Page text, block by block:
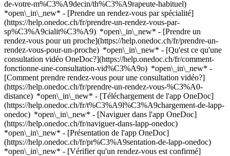
de-votre-m%C3%A9decin/th%C3%A9rapeute-habituel)
*open\_in\_new* - [Prendre un rendez-vous par spécialité]
(https://help.onedoc.ch/fr/prendre-un-rendez-vous-par-
sp%C3%A9cialit%C3%A9) *open\_in\_new* - [Prendre un
rendez-vous pour un proche](https://help.onedoc.ch/fr/prendre-un-
rendez-vous-pour-un-proche) *open\_in\_new* - [Qu'est ce qu'une
consultation vidéo OneDoc?](https://help.onedoc.ch/fr/comment-
fonctionne-une-consultation-vid%C3%A9o) *open\_in\_new* -
[Comment prendre rendez-vous pour une consultation vidéo?]
(https://help.onedoc.ch/fr/prendre-un-rendez-vous-%C3%A0-
distance) *open\_in\_new* - [Téléchargement de l'app OneDoc]
(https://help.onedoc.ch/fr/t%C3%A9l%C3%A9chargement-de-lapp-
onedoc) *open\_in\_new* - [Naviguer dans l'app OneDoc]
(https://help.onedoc.ch/fr/naviguer-dans-lapp-onedoc)
*open\_in\_new* - [Présentation de l'app OneDoc]
(https://help.onedoc.ch/fr/pr%C3%A9sentation-de-lapp-onedoc)
*open\_in\_new* - [Vérifier qu'un rendez-vous est confirmé](https://help.onedoc.ch/fr/v%C3%A9rifier-quun-rendez-vous-est-confirm%C3%A9) *open\_in\_new* - [Annuler un rendez-vous pris en ligne sur OneDoc](https://help.onedoc.ch/fr/annuler-un-rendez-vous-pris-en-ligne-sur-onedoc) *open\_in\_new* - [Je ne reçois pas de confirmation de rendez-vous](https://help.onedoc.ch/fr/je-ne-re%C3%A7ois-pas-de-confirmation-de-rendez-vous) *open\_in\_new* [Voir tous nos articles *open\_in\_new*](https://help.onedoc.ch/fr/) close ## Modifier votre recherche ![Maison avec un signe plus annonçant qu’une consultation peut être effectuée sur place](https://www.onedoc.ch/assets/images/icons/on-site.svg) Sur place ![Caméra avec un symbole lecture annonçant qu’une consultation peut être effectuée à distance en vidéo](https://www.onedoc.ch/assets/images/icons/remote.svg) À distance Rechercher #### Spécialités #### Praticiens #### Établissements edit Ostéopathe à Saint-Maurice tune Filtrer par Nouveaux patients*keyboard\_arrow\_down* - Acceptés*check\_circle* Langue parlée*keyboard\_arrow\_down* - Allemand*check\_circle* - Anglais*check\_circle* - Français*check\_circle* - Italien*check\_circle* Sexe*keyboard\_arrow\_down* - Femme*check\_circle* - Homme*check\_circle* Réseau*keyboard\_arrow\_down* - ASCA*check\_circle* - RME*check\_circle* Disponibilité*keyboard\_arrow\_down* - Disponible aujourdhui*check\_circle* - Dans les 3 prochains jours*check\_circle* - Dans les 7 prochains jours*check\_circle* - Dans les 14 prochains jours*check\_circle* # __Ostéopathe__ à __Saint-Maurice__: prenez rendez-vous en ligne aujourd'hui ## 1 résultat à Saint-Maurice [![Mme Valérie Gay-Crosier, ostéopathe à Saint-Maurice](https://assets.onedoc.ch/images/users/fca776d2dd71cf4626981dcd238c1489bb5aa2b578c94a8f94c4ef936811af84-small.png "Mme Valérie Gay-Crosier, ostéopathe à Saint-Maurice")](https://www.onedoc.ch/fr/osteopathe/saint-maurice/pc3jh/valerie-gay-crosier) ### [Mme Valérie Gay-Crosier](https://www.onedoc.ch/fr/osteopathe/saint-maurice/pc3jh/valerie-gay-crosier) ![Badge indiquant un profil vérifié](https://www.onedoc.ch/assets/images/icons/checkmark.svg) Ostéopathe Cabinet d'ostéopathie à St-Maurice Avenue d'Agaune 24 1890 Saint-Maurice ![Icône patient avec un signe plus annonçant que le professionnel accepte de nouveaux patients](https://www.onedoc.ch/assets/images/icons/new-patients.svg)Accepte les nouveaux patients [Réserver un RDV](https://www.onedoc.ch/fr/osteopathe/saint-maurice/pc3jh/valerie-gay-crosier) *chevron\_left* lun. 03 août *chevron\_right* Voir plus de rendez-vous *error\_outline* Une erreur s'est produite lors du chargement des disponibilités [Réessayer](https://www.onedoc.ch) ## __Ostéopathes__: d'autres spécialistes sont réservables en ligne dans les environs de __Saint-Maurice__ [![Mme Lauriane Gay, ostéopathe à Evionnaz](https://assets.onedoc.ch/images/users/a536706a8af7e1ac8f542cb3694a52abc9ae09998e12ca4cc54f1f738f6a32ed-small.jpg "Mme Lauriane Gay, ostéopathe à Evionnaz")](https://www.onedoc.ch/fr/osteopathe/evionnaz/pcsr8/lauriane-gay) ### [Mme Lauriane Gay](https://www.onedoc.ch/fr/osteopathe/evionnaz/pcsr8/lauriane-gay) ![Badge indiquant un profil vérifié](https://www.onedoc.ch/assets/images/icons/checkmark.svg) [Ostéopathe](https://www.onedoc.ch/fr/osteopathe/evionnaz) Cabinet d'ostéopathie Ancienne Route Cantonale 40 1902 Evionnaz ![Mme Lauriane Gay est affiliée au réseau RME](https://assets.onedoc.ch/images/networks/logos/a202aabd14cdddb5ff03205af2481fb805645ff903773c55a6c572d22f23762e-small.png) ![Icône patient avec un signe plus annonçant que le professionnel accepte de nouveaux patients](https://www.onedoc.ch/assets/images/icons/new-patients.svg)Accepte les nouveaux patients [Réserver un RDV](https://www.onedoc.ch/fr/osteopathe/evionnaz/pcsr8/lauriane-gay) *chevron\_left* lun. 03 août *chevron\_right* Voir plus de rendez-vous *error\_outline* Une erreur s'est produite lors du chargement des disponibilités [Réessayer](https://www.onedoc.ch) [![Mme Angélique Blatti, ostéopathe à Bex](https://assets.onedoc.ch/images/users/b3d8eb404598497e51519cd7511c13615a03d91d1b61378db079569946a0f45b-small.jpg "Mme Angélique Blatti, ostéopathe à Bex")](https://www.onedoc.ch/fr/osteopathe/bex/pcvwz/angelique-blatti) ### [Mme Angélique Blatti](https://www.onedoc.ch/fr/osteopathe/bex/pcvwz/angelique-blatti) ![Badge indiquant un profil vérifié](https://www.onedoc.ch/assets/images/icons/checkmark.svg) [Ostéopathe](https://www.onedoc.ch/fr/osteopathe/bex) Angélique Blatti - Ostéopathe à Bex Rue Centrale 41 1880 Bex ![Mme Angélique Blatti est affiliée au réseau ASCA](https://assets.onedoc.ch/images/networks/logos/496d325fd4282f2f0a46197dd629fd16fcd2d324839e441a2a65aaa74df08a15-small.png)![Mme Angélique Blatti est affiliée au réseau RME](https://assets.onedoc.ch/images/networks/logos/a202aabd14cdddb5ff03205af2481fb805645ff903773c55a6c572d22f23762e-small.png) ![Icône patient avec un signe plus annonçant que le professionnel accepte de nouveaux patients](https://www.onedoc.ch/assets/images/icons/new-patients.svg)Accepte les nouveaux patients [Réserver un RDV](https://www.onedoc.ch/fr/osteopathe/bex/pcvwz/angelique-blatti) *chevron\_left* lun. 03 août *chevron\_right* Voir plus de rendez-vous *error\_outline* Une erreur s'est produite lors du chargement des disponibilités [Réessayer](https://www.onedoc.ch) [![M. Florian Bianco, ostéopathe à Monthey](https://assets.onedoc.ch/images/users/abdb436777e22e6926016eb8250212095cda7d7aa5daa950963c55f5dbd90648-small.jpg "M. Florian Bianco, ostéopathe à Monthey")](https://www.onedoc.ch/fr/osteopathe/monthey/pcz01/florian-bianco) ### [M. Florian Bianco](https://www.onedoc.ch/fr/osteopathe/monthey/pcz01/florian-bianco) ![Badge indiquant un profil vérifié](https://www.onedoc.ch/assets/images/icons/checkmark.svg) [Ostéopathe](https://www.onedoc.ch/fr/osteopathe/monthey) [Cabinet d’ostéopathie Pellissier / Monod / Bianco](https://www.onedoc.ch/fr/cabinet-d-osteopathie/monthey/ebdy7/cabinet-d-osteopathie-pellissier-monod-bianco) Rue du Midi 2 1870 Monthey ![M. Florian Bianco est affilié au réseau RME](https://assets.onedoc.ch/images/networks/logos/a202aabd14cdddb5ff03205af2481fb805645ff903773c55a6c572d22f23762e-small.png) ![Icône patient avec un signe plus annonçant que le professionnel accepte de nouveaux patients](https://www.onedoc.ch/assets/images/icons/new-patients.svg)Accepte les nouveaux patients [Réserver un RDV](https://www.onedoc.ch/fr/osteopathe/monthey/pcz01/florian-bianco) *chevron\_left* lun. 03 août *chevron\_right* Voir plus de rendez-vous *error\_outline* Une erreur s'est produite lors du chargement des disponibilités [Réessayer](https://www.onedoc.ch) [![Mme Sophie Rey, ostéopathe à Monthey](https://assets.onedoc.ch/images/users/9d74b0cf01ed289accac8d0c414c9c463c1e5bb21c131df8d14846207b41bdbf-small.jpg "Mme Sophie Rey, ostéopathe à Monthey")](https://www.onedoc.ch/fr/osteopathe/monthey/pcz03/sophie-rey) ### [Mme Sophie Rey](https://www.onedoc.ch/fr/osteopathe/monthey/pcz03/sophie-rey) ![Badge indiquant un profil vérifié](https://www.onedoc.ch/assets/images/icons/checkmark.svg) [Ostéopathe](https://www.onedoc.ch/fr/osteopathe/monthey) [Cabinet d’ostéopathie Pellissier / Monod / Bianco](https://www.onedoc.ch/fr/cabinet-d-osteopathie/monthey/ebdy7/cabinet-d-osteopathie-pellissier-monod-bianco) Rue du Midi 2 1870 Monthey ![Mme Sophie Rey est affiliée au réseau RME](https://assets.onedoc.ch/images/networks/logos/a202aabd14cdddb5ff03205af2481fb805645ff903773c55a6c572d22f23762e-small.png) ![Icône patient avec un signe plus annonçant que le professionnel accepte de nouveaux patients](https://www.onedoc.ch/assets/images/icons/new-patients.svg)Accepte les nouveaux patients [Réserver un RDV](https://www.onedoc.ch/fr/osteopathe/monthey/pcz03/sophie-rey) [![Mme Adeline Emery, ostéopathe à Bex](https://assets.onedoc.ch/images/users/88c3d6348c57d0c0741e1a1e2257f53b307d1d77d05f7c6b823c83dfb0f7a8fb-small.jpg "Mme Adeline Emery, ostéopathe à Bex")](https://www.onedoc.ch/fr/osteopathe/bex/pctnb/adeline-emery) ### [Mme Adeline Emery](https://www.onedoc.ch/fr/osteopathe/bex/pctnb/adeline-emery) ![Badge indiquant un profil vérifié](https://www.onedoc.ch/assets/images/icons/checkmark.svg) [Ostéopathe](https://www.onedoc.ch/fr/osteopathe/bex) [Espace de Santé Intégrative](https://www.onedoc.ch/fr/cabinet-paramedical/bex/ebbbv/espace-de-sante-integrative) Route du Stand 11 1880 Bex ![Mme Adeline Emery est affiliée au réseau ASCA](https://assets.onedoc.ch/images/networks/logos/496d325fd4282f2f0a46197dd629fd16fcd2d324839e441a2a65aaa74df08a15-small.png)![Mme Adeline Emery est affiliée au réseau RME](https://assets.onedoc.ch/images/networks/logos/a202aabd14cdddb5ff03205af2481fb805645ff903773c55a6c572d22f23762e-small.png) ![Icône patient avec un signe plus annonçant que le professionnel accepte de nouveaux patients](https://www.onedoc.ch/assets/images/icons/new-patients.svg)Accepte les nouveaux patients [Réserver un RDV](https://www.onedoc.ch/fr/osteopathe/bex/pctnb/adeline-emery) [![M. Marc Amoretti, ostéopathe assistant à Bex](https://assets.onedoc.ch/images/users/d5313adc4f17b8b632c4d16e4fa52d17b12cf669a519da9ee865f1bc2f7b6325-small.jpg "M. Marc Amoretti, ostéopathe assistant à Bex")](https://www.onedoc.ch/fr/osteopathe/bex/pcvfn/marc-amoretti) ### [M. Marc Amoretti](https://www.onedoc.ch/fr/osteopathe/bex/pcvfn/marc-amoretti) ![Badge indiquant un profil vérifié](https://www.onedoc.ch/assets/images/icons/checkmark.svg) [Ostéopathe assistant](https://www.onedoc.ch/fr/osteopathe/bex) [Espace de Santé Intégrative](https://www.onedoc.ch/fr/cabinet-paramedical/bex/ebbbv/espace-de-sante-integrative) Route du Stand 11 1880 Bex ![M. Marc Amoretti est affilié au réseau RME](https://assets.onedoc.ch/images/networks/logos/a202aabd14cdddb5ff03205af2481fb805645ff903773c55a6c572d22f23762e-small.png) ![Icône pa